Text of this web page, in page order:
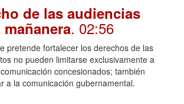
de las audiencias
. 02:56
pretende fortalecer los derechos de las
no pueden limitarse exclusivamente a
concesionados; también
a la comunicación gubernamental.